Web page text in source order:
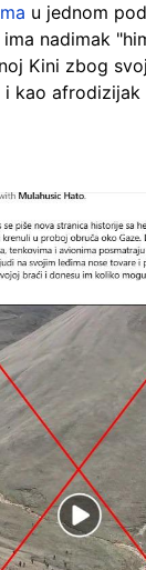
u jednom
nadimak
Kini zbog
kao afrodizijak